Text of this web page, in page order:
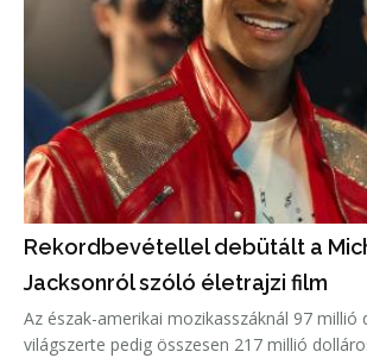
Rekordbevétellel debütált a
Jacksonról szóló életrajzi film
Az észak-amerikai mozikasszáknál 97 millió
világszerte pedig összesen 217 millió